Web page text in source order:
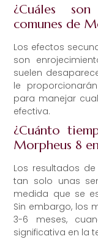
¿Cuáles
comunes de
Los efectos
son
suelen
le
para manejar
efectiva.
¿Cuánto
Morpheus 8
Los resultados
tan solo unas
medida que se
Sin embargo, los
3-6 meses,
significativa en la